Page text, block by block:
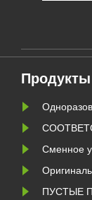
в
Продукты
Сменное
ПУСТЫЕ